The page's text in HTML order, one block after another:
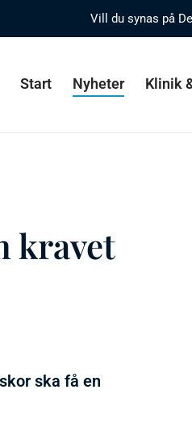
Vill du synas på
Start Nyheter Klinik
kravet
ska få en